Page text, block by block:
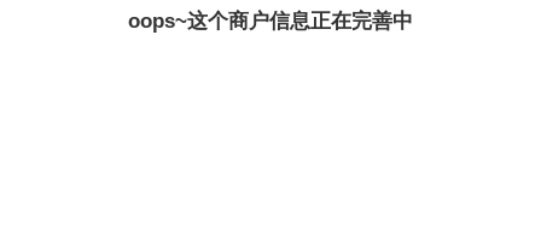
oops~这个商户信息正在完善中